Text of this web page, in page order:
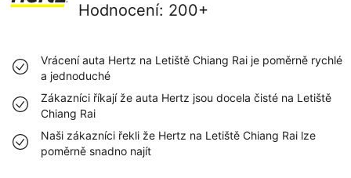
Hodnocení: 200+
Vrácení auta Hertz na Letiště Chiang Rai je poměrně rychlé
a jednoduché
Zákazníci říkají že auta Hertz jsou docela čisté na Letiště
Chiang Rai
Naši zákazníci řekli že Hertz na Letiště Chiang Rai lze
poměrně snadno najít